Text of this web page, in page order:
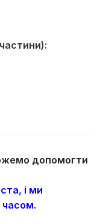
допомогти
і ми